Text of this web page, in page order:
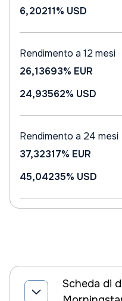
6,20211% USD
Rendimento a 12 mesi
26,13693% EUR
24,93562% USD
Rendimento a 24 mesi
37,32317% EUR
45,04235% USD
Scheda di